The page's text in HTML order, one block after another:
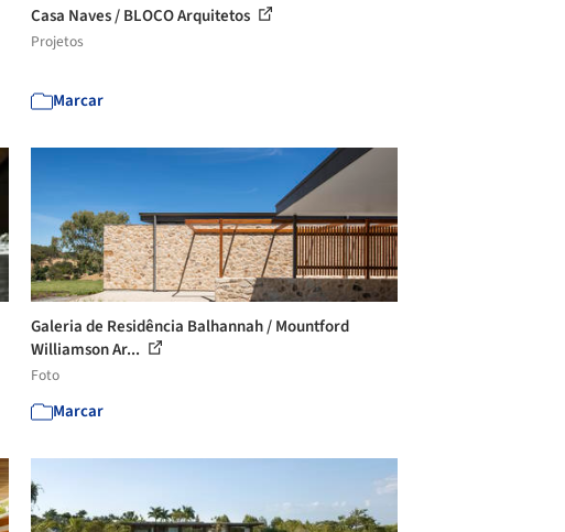
Casa Naves / BLOCO Arquitetos
Projetos
Marcar
Galeria de Residência Balhannah / Mountford
Williamson Ar...
Foto
Marcar